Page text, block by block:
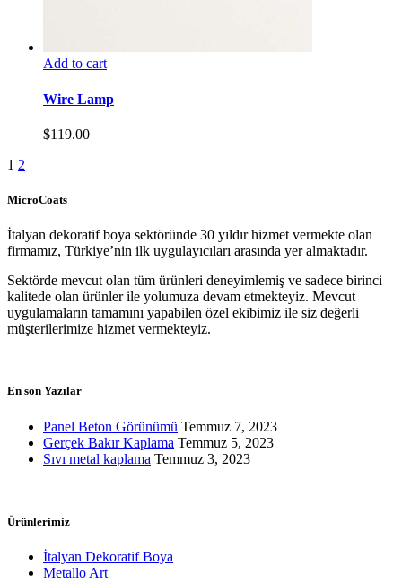
Add to cart
Wire Lamp
$119.00
1 2
MicroCoats
İtalyan dekoratif boya sektöründe 30 yıldır hizmet vermekte olan
firmamız, Türkiye’nin ilk uygulayıcıları arasında yer almaktadır.
Sektörde mevcut olan tüm ürünleri deneyimlemiş ve sadece birinci
kalitede olan ürünler ile yolumuza devam etmekteyiz. Mevcut
uygulamaların tamamını yapabilen özel ekibimiz ile siz değerli
müşterilerimize hizmet vermekteyiz.
En son Yazılar
Panel Beton Görünümü Temmuz 7, 2023
Gerçek Bakır Kaplama Temmuz 5, 2023
Sıvı metal kaplama Temmuz 3, 2023
Ürünlerimiz
İtalyan Dekoratif Boya
Metallo Art